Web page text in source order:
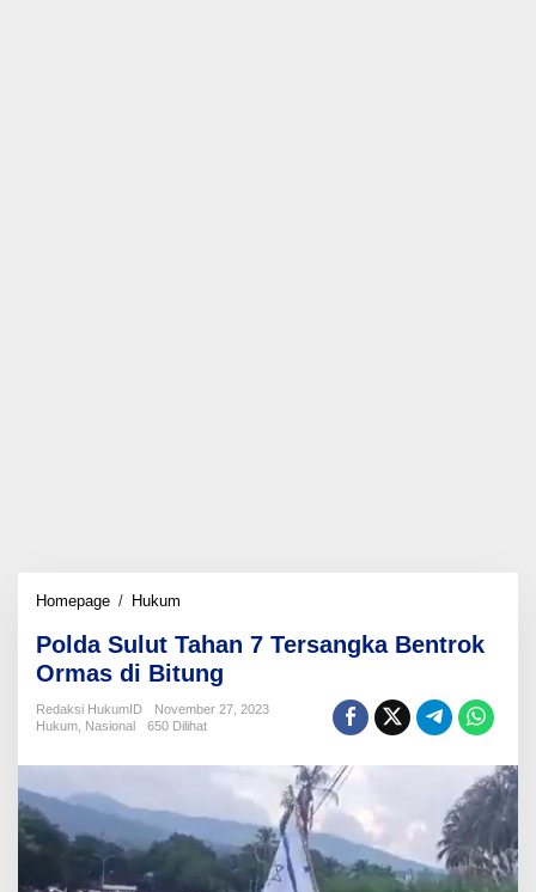
Homepage / Hukum
Tahan
7
Tersangka
Bentrok
Ormas
Polda Sulut Tahan 7 Tersangka Bentrok
Ormas di Bitung
Redaksi HukumID
November 27, 2023
Hukum Nasional 650 Dilihat